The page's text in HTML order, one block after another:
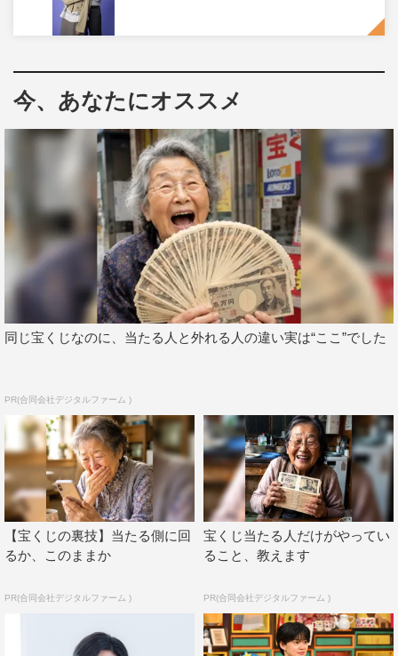
斗。高校時代は直也の機嫌をとる取り巻きの1人だった立
木だが、10年後、直也と高明の前に再び現れる。
清水が演じるのは、直也の弟で、五藤建設の社員でもある
五藤侑真。優秀だった兄・直也に今も劣等感を抱きなが
藤林泰也 コメント
進藤（丈広）監督と再びご一緒できて感激しております！
今回の役は、ある意味パンクな役どころです（笑）。学生
時代から大人になった立木のギャップをしっかり表現でき
るよう、楽しみながら挑みました！
ぜひお楽しみにー！
このたび、進藤監督とご一緒させていただくのが3回目に
なります。まず再びご一緒させていただくことができ、非
常にうれしく思っております。
今回は“弟役”として、兄との関係性や感情の揺れを特に大
切にして臨みました。
すてきなキャスト、スタッフさんと共に作品作りに関わる
ことができて光栄です。
多くの視聴者の皆さんに届くことを祈っています。
番組情報
『しもべの王子様』
今、あなたにオススメ
同じ宝くじなのに、当たる人と外れる人の違い実は“ここ”でした
PR(合同会社デジタルファーム )
【宝くじの裏技】当たる側に回
るか、このままか
PR(合同会社デジタルファーム )
宝くじ当たる人だけがやってい
ること、教えます
PR(合同会社デジタルファーム )